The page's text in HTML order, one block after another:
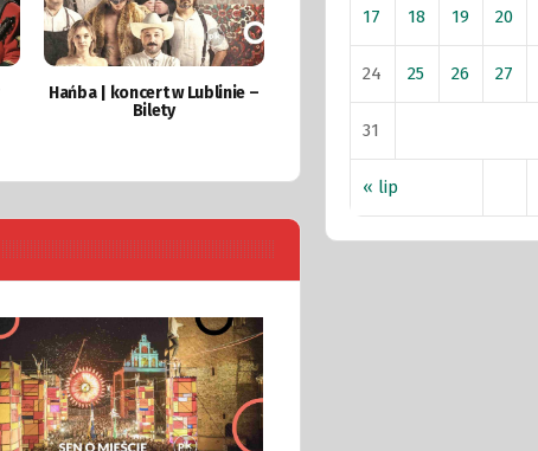
Hańba | koncert w Lublinie –
Bilety
« lip
17 18 19 20
24 25 26 27
31